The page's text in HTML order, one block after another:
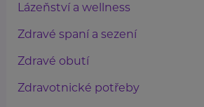
Lázeňství a wellness
Zdravé spaní a sezení
Zdravé obutí
Zdravotnické potřeby